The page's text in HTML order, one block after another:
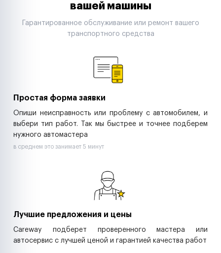
Строительные компании
Аренда спецтехники
вашей машины
Гарантированное обслуживание или ремонт вашего
транспортного средства
Простая форма заявки
Опиши неисправность или проблему с автомобилем, и
выбери тип работ. Так мы быстрее и точнее подберем
нужного автомастера
в среднем это занимает 5 минут
Лучшие предложения и цены
Careway подберет проверенного мастера или
автосервис с лучшей ценой и гарантией качества работ